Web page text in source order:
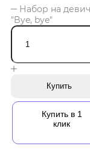
Набор на
"Bye, bye"
Купить
Купить в 1
клик